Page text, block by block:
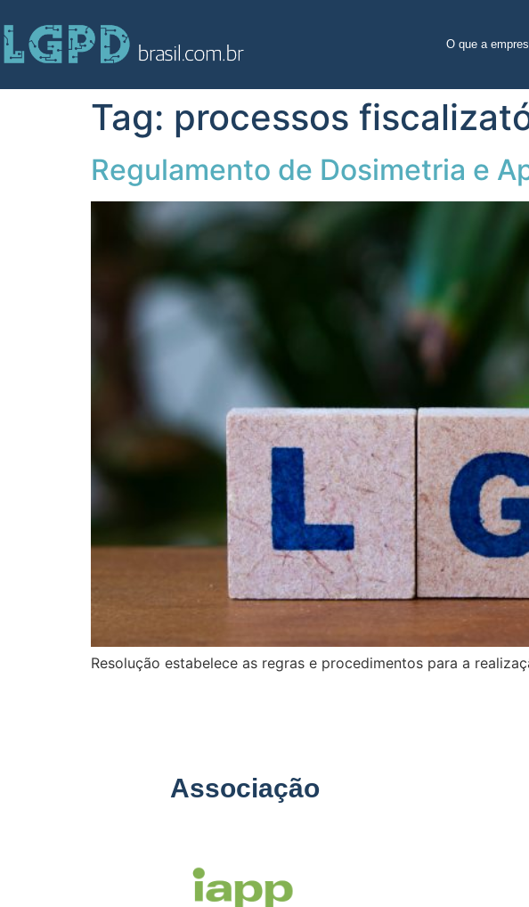
O que a
Tag: processos
Regulamento de Dosimetria e
Resolução estabelece as regras e procedimentos para a
Associação